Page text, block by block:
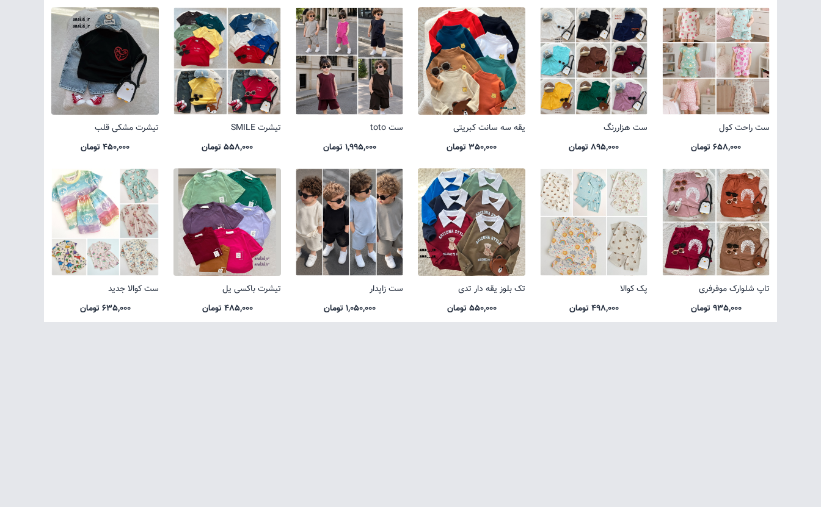
ست راحت کول
658,000 تومان
ست هزاررنگ
895,000 تومان
یقه سه سانت کبریتی
350,000 تومان
ست toto
1,995,000 تومان
تیشرت SMILE
558,000 تومان
تیشرت مشکی قلب
450,000 تومان
تاپ شلوارک موفرفری
935,000 تومان
پک کوالا
498,000 تومان
تک بلوز یقه دار تدی
550,000 تومان
ست زاپدار
1,050,000 تومان
تیشرت باکسی یل
485,000 تومان
ست کوالا جدید
635,000 تومان